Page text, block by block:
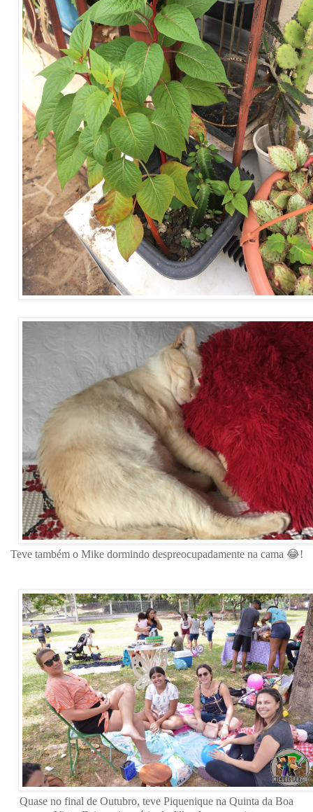
Teve também o Mike dormindo despreocupadamente na cama 😂!
Quase no final de Outubro, teve Piquenique na Quinta da Boa